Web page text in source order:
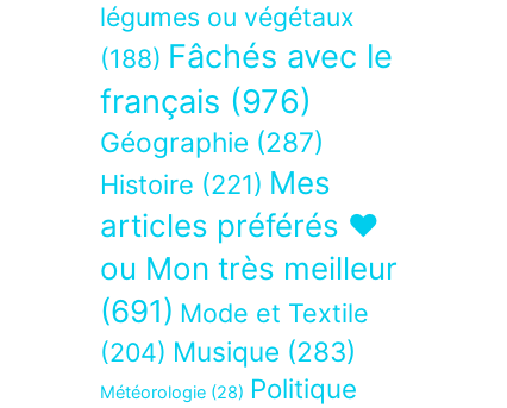
légumes ou végétaux
(188) Fâchés avec le
français (976)
Géographie (287)
Histoire (221) Mes
articles préférés ❤
ou Mon très meilleur
(691) Mode et Textile
(204) Musique (283)
Météorologie (28) Politique